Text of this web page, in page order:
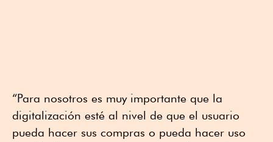
“Para nosotros es muy importante que la
digitalización esté al nivel de que el usuario
pueda hacer sus compras o pueda hacer uso